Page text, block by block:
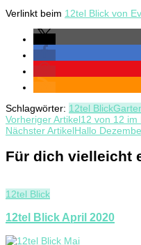
Verlinkt beim 12tel Blick von
Schlagwörter: 12tel Blick
Beitragsnavigation
Vorheriger Artikel12 von 12 im
Nächster ArtikelHallo
Für dich vielleicht
12tel Blick
12tel Blick April 2020